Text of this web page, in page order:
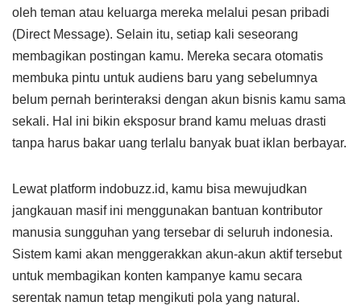
oleh teman atau keluarga mereka melalui pesan pribadi
(Direct Message). Selain itu, setiap kali seseorang
membagikan postingan kamu. Mereka secara otomatis
membuka pintu untuk audiens baru yang sebelumnya
belum pernah berinteraksi dengan akun bisnis kamu sama
sekali. Hal ini bikin eksposur brand kamu meluas drasti
tanpa harus bakar uang terlalu banyak buat iklan berbayar.
Lewat platform indobuzz.id, kamu bisa mewujudkan
jangkauan masif ini menggunakan bantuan kontributor
manusia sungguhan yang tersebar di seluruh indonesia.
Sistem kami akan menggerakkan akun-akun aktif tersebut
untuk membagikan konten kampanye kamu secara
serentak namun tetap mengikuti pola yang natural.